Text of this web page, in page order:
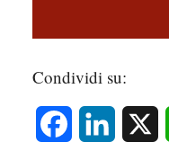
Condividi su:
Facebook LinkedIn